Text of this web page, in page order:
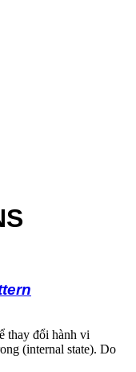
thay đổi hành vi
(internal state). Do